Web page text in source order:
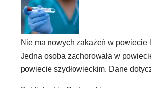
Nie ma nowych zakażeń w powiecie
Jedna osoba zachorowała w
powiecie szydłowieckim. Dane